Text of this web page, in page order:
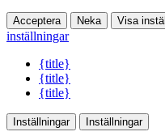
Acceptera Neka Visa
inställningar
{title}
{title}
{title}
Inställningar Inställningar